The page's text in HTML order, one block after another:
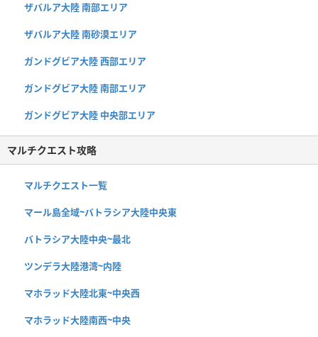
ザバルア大陸 南部エリア
ザバルア大陸 南砂漠エリア
ガンドグビア大陸 西部エリア
ガンドグビア大陸 南部エリア
ガンドグビア大陸 中央部エリア
マルチクエスト攻略
マルチクエスト一覧
マール島全域~バトラシア大陸中央東
バトラシア大陸中央~最北
ツンデラ大陸港湾~内陸
マホラッド大陸北東~中央西
マホラッド大陸南西~中央